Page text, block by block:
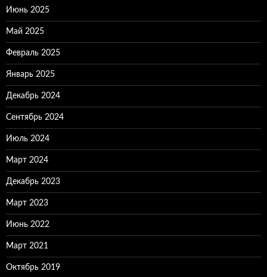
Июнь 2025
Май 2025
Февраль 2025
Январь 2025
Декабрь 2024
Сентябрь 2024
Июль 2024
Март 2024
Декабрь 2023
Март 2023
Июнь 2022
Март 2021
Октябрь 2019